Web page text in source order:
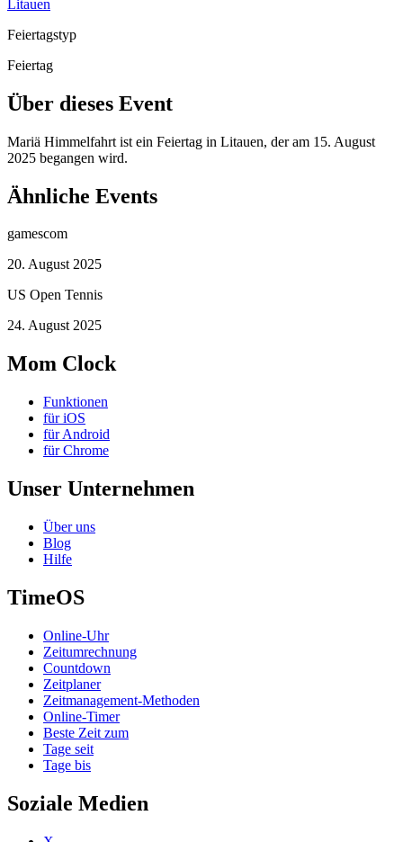
Litauen
Feiertagstyp
Feiertag
Über dieses Event
Mariä Himmelfahrt ist ein Feiertag in Litauen, der am 15. August
2025 begangen wird.
Ähnliche Events
gamescom
20. August 2025
US Open Tennis
24. August 2025
Mom Clock
Funktionen
für iOS
für Android
für Chrome
Unser Unternehmen
Über uns
Blog
Hilfe
TimeOS
Online-Uhr
Zeitumrechnung
Countdown
Zeitplaner
Zeitmanagement-Methoden
Online-Timer
Beste Zeit zum
Tage seit
Tage bis
Soziale Medien